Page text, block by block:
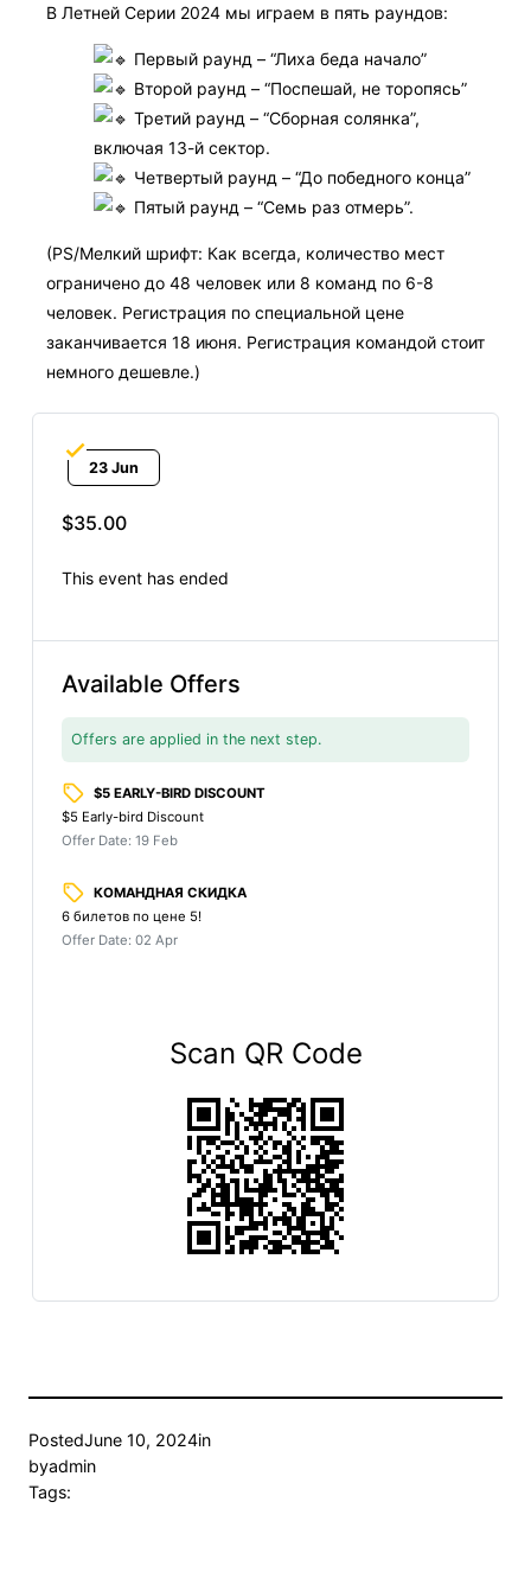
В Летней Серии 2024 мы играем в пять раундов:
Первый раунд – “Лиха беда начало”
Второй раунд – “Поспешай, не торопясь”
Третий раунд – “Сборная солянка”,
включая 13-й сектор.
Четвертый раунд – “До победного конца”
Пятый раунд – “Семь раз отмерь”.
(PS/Мелкий шрифт: Как всегда, количество мест
ограничено до 48 человек или 8 команд по 6-8
человек. Регистрация по специальной цене
заканчивается 18 июня. Регистрация командой стоит
немного дешевле.)
23 Jun
$35.00
This event has ended
Available Offers
Offers are applied in the next step.
local_offer $5 EARLY-BIRD DISCOUNT
$5 Early-bird Discount
Offer Date: 19 Feb
local_offer КОМАНДНАЯ СКИДКА
6 билетов по цене 5!
Offer Date: 02 Apr
Scan QR Code
PostedJune 10, 2024in
byadmin
Tags: